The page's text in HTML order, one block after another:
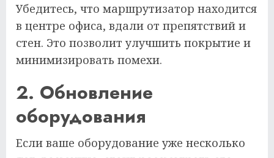
Убедитесь, что маршрутизатор находится
в центре офиса, вдали от препятствий и
стен. Это позволит улучшить покрытие и
минимизировать помехи.
2. Обновление
оборудования
Если ваше оборудование уже несколько